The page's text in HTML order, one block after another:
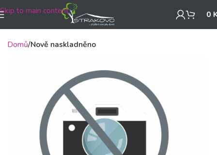
Skip to main content 0
Domů Nově naskladněno